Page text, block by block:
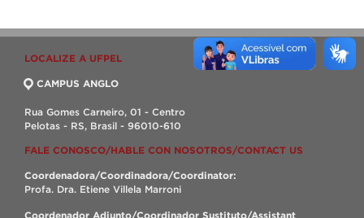
LOCALIZE A UFPEL
CAMPUS ANGLO
Rua Gomes Carneiro, 01 - Centro
Pelotas - RS, Brasil - 96010-610
FALE CONOSCO/HABLE CON NOSOTROS/CONTACT US
Coordenadora/Coordinadora/Coordinator:
Profa. Dra. Etiene Villela Marroni
Coordenador Adjunto/Coordinador Sustituto/Assistant